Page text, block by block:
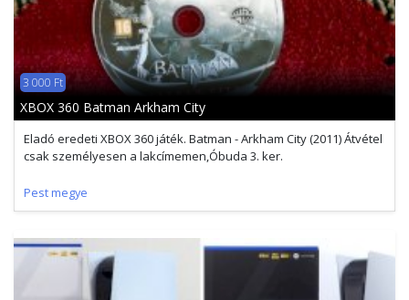
3 000 Ft
XBOX 360 Batman Arkham City
Eladó eredeti XBOX 360 játék. Batman - Arkham City (2011) Átvétel
csak személyesen a lakcímemen,Óbuda 3. ker.
Pest megye